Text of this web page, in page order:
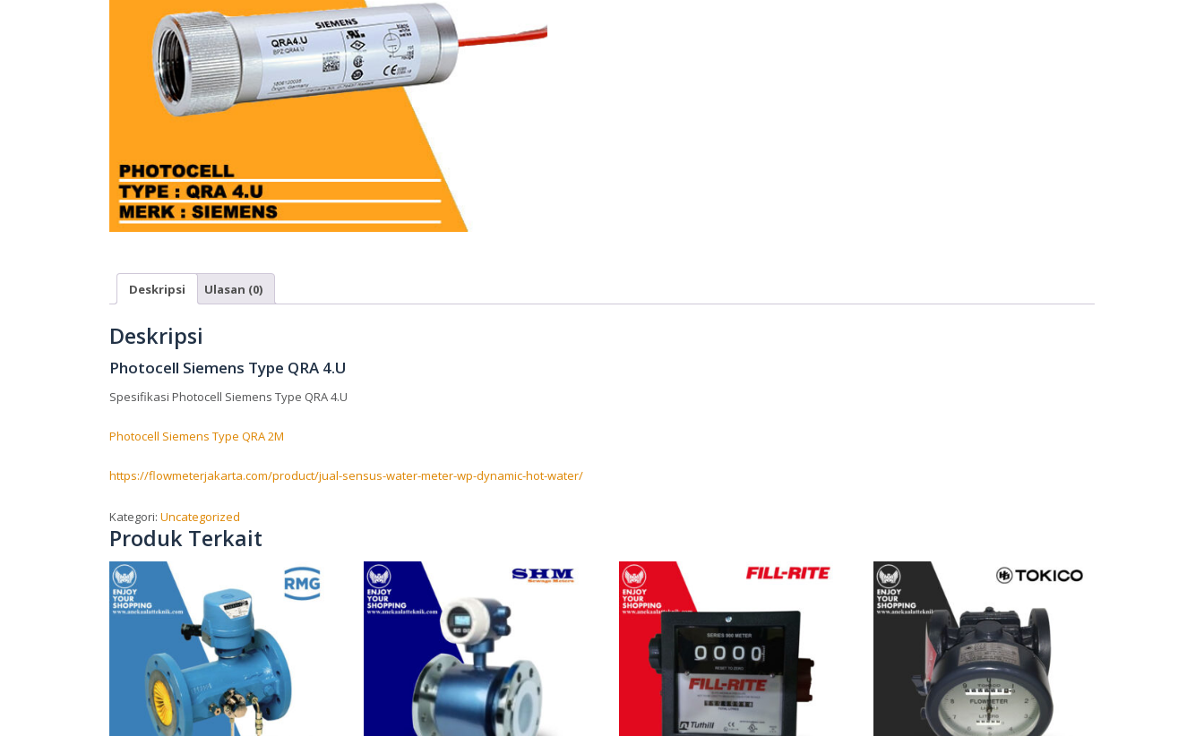
Deskripsi Ulasan (0)
Deskripsi
Photocell Siemens Type QRA 4.U
Spesifikasi Photocell Siemens Type QRA 4.U
Photocell Siemens Type QRA 2M
https://flowmeterjakarta.com/product/jual-sensus-water-meter-wp-dynamic-hot-water/
Kategori: Uncategorized
Produk Terkait